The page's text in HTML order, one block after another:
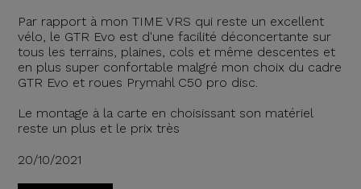
Par rapport à mon TIME VRS qui reste un excellent
vélo, le GTR Evo est d'une facilité déconcertante sur
tous les terrains, plaines, cols et même descentes et
en plus super confortable malgré mon choix du cadre
GTR Evo et roues Prymahl C50 pro disc.
Le montage à la carte en choisissant son matériel
reste un plus et le prix très
20/10/2021